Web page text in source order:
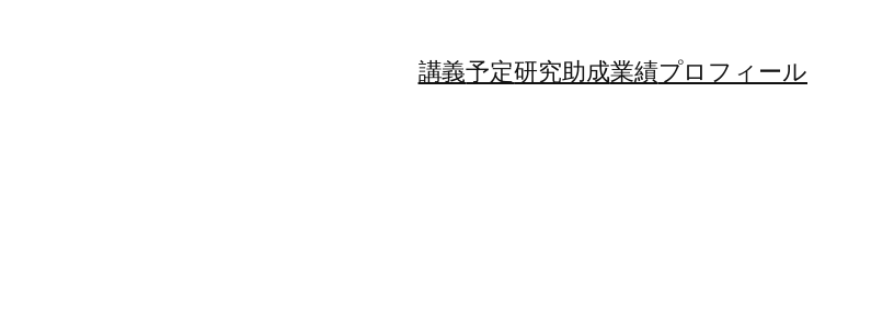
講義予定研究助成業績プロフィール